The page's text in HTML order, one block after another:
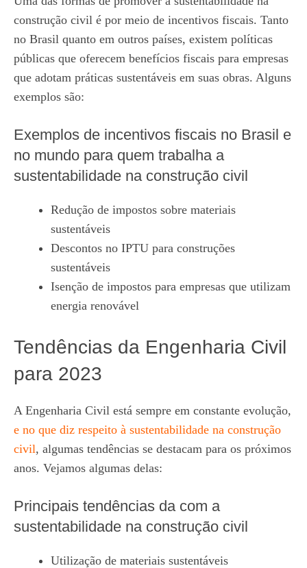
construção civil é por meio de incentivos fiscais. Tanto
no Brasil quanto em outros países, existem políticas
públicas que oferecem benefícios fiscais para empresas
que adotam práticas sustentáveis em suas obras. Alguns
exemplos são:
Exemplos de incentivos fiscais no Brasil e
no mundo para quem trabalha a
sustentabilidade na construção civil
Redução de impostos sobre materiais
sustentáveis
Descontos no IPTU para construções
sustentáveis
Isenção de impostos para empresas que utilizam
energia renovável
Tendências da Engenharia Civil
para 2023
A Engenharia Civil está sempre em constante evolução,
e no que diz respeito à sustentabilidade na construção
civil, algumas tendências se destacam para os próximos
anos. Vejamos algumas delas:
Principais tendências da com a
sustentabilidade na construção civil
Utilização de materiais sustentáveis